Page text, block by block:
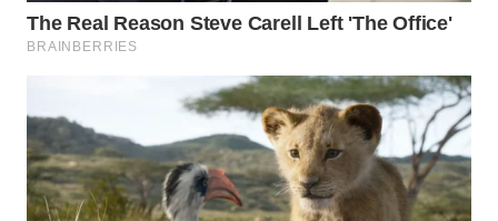
WN
MANDALIKA
LIKUPANG
WN
LABUANBAJO